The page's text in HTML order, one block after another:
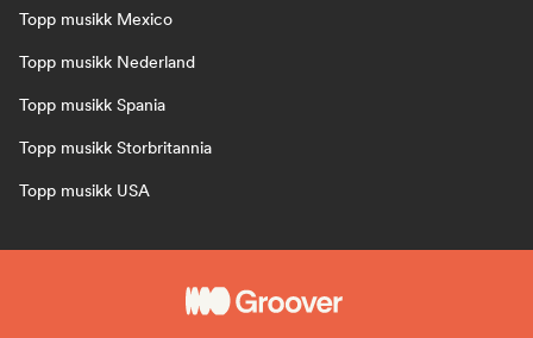
Topp musikk Mexico
Topp musikk Nederland
Topp musikk Spania
Topp musikk Storbritannia
Topp musikk USA